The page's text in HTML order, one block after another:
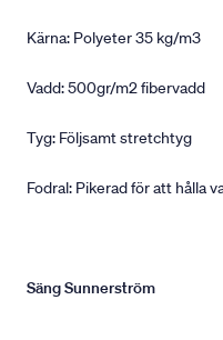
Kärna: Polyeter 35 kg/m3
Vadd: 500gr/m2 fibervadd
Tyg: Följsamt stretchtyg
Fodral: Pikerad för att hålla
Säng Sunnerström